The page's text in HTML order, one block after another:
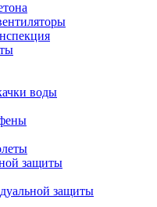
воды
защиты
защиты